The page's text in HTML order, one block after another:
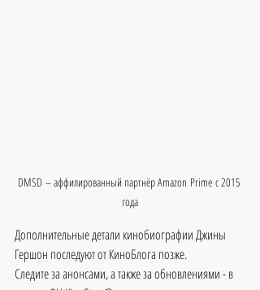
DMSD – аффилированный партнёр Amazon Prime с 2015
года
Дополнительные детали кинобиографии Джины
Гершон последуют от КиноБлога позже.
Следите за анонсами, а также за обновлениями - в